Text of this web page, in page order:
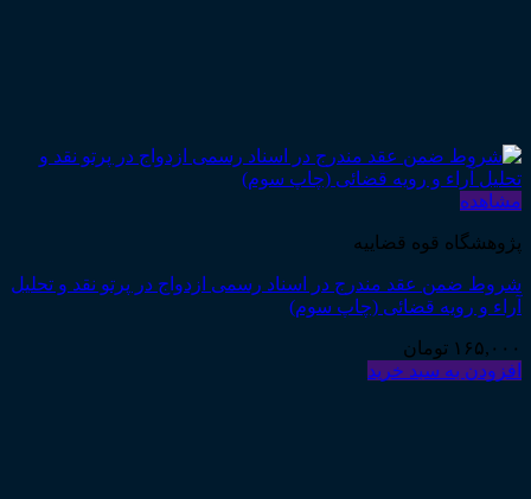
مشاهده
پژوهشگاه قوه قضاییه
شروط ضمن عقد مندرج در اسناد رسمی ازدواج در پرتو نقد و تحلیل
آراء و رویه قضائی (چاپ سوم)
۱۶۵,۰۰۰ تومان
افزودن به سبد خرید